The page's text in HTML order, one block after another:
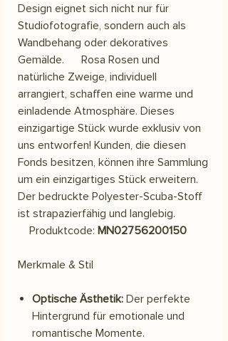
Design eignet sich nicht nur für
Studiofotografie, sondern auch als
Wandbehang oder dekoratives
Gemälde. Rosa Rosen und
natürliche Zweige, individuell
arrangiert, schaffen eine warme und
einladende Atmosphäre. Dieses
einzigartige Stück wurde exklusiv von
uns entworfen! Kunden, die diesen
Fonds besitzen, können ihre Sammlung
um ein einzigartiges Stück erweitern.
Der bedruckte Polyester-Scuba-Stoff
ist strapazierfähig und langlebig.
Produktcode: MN02756200150
Merkmale & Stil
Optische Ästhetik: Der perfekte
Hintergrund für emotionale und
romantische Momente.